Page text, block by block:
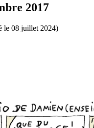
2017
le 08 juillet 2024)